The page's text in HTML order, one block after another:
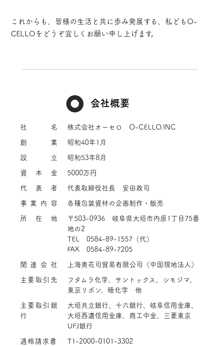
これからも、皆様の生活と共に歩み発展する、私どもO-
CELLOをどうぞ宜しくお願い申し上げます。
会社概要
社名 株式会社オーセロ O-CELLO.INC
創業 昭和40年1月
設立 昭和53年8月
資本金 5000万円
代表者 代表取締役社長 安田政司
事業内容 各種包装資材の企画制作・販売
所在地
〒503-0936 岐阜県大垣市内原1丁目75番
地の2
TEL 0584-89-1557（代）
FAX 0584-89-7205
関連会社 上海奥花司貿易有限公司（中国現地法人）
主要取引先
フタムラ化学、サントックス、シモジマ、
東京リボン、睦化学 他
主要取引銀
行
大垣共立銀行、十六銀行、岐阜信用金庫、
大垣西濃信用金庫、商工中金、三菱東京
UFJ銀行
適格請求書
T1-2000-0101-3302